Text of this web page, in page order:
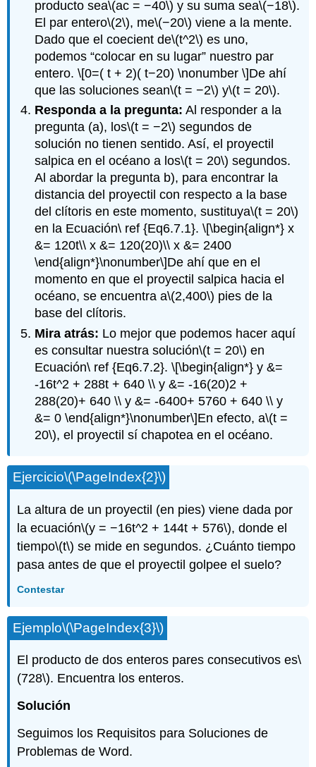
producto sea\(ac = −40\) y su suma sea\(−18\).
El par entero\(2\), me\(−20\) viene a la mente.
Dado que el coecient de\(t^2\) es uno,
podemos “colocar en su lugar” nuestro par
entero.\[0=( t + 2)( t−20) \nonumber \]De ahí
que las soluciones sean\(t = −2\) y\(t = 20\).
Responda a la pregunta: Al responder a la
pregunta (a), los\(t = −2\) segundos de
solución no tienen sentido. Así, el proyectil
salpica en el océano a los\(t = 20\) segundos.
Al abordar la pregunta b), para encontrar la
distancia del proyectil con respecto a la base
del clítoris en este momento, sustituya\(t = 20\)
en la Ecuación\ ref {Eq6.7.1}.\[\begin{align*} x
&= 120t\\ x &= 120(20)\\ x &= 2400
\end{align*}\nonumber\]De ahí que en el
momento en que el proyectil salpica hacia el
océano, se encuentra a\(2,400\) pies de la
base del clítoris.
Mira atrás: Lo mejor que podemos hacer aquí
es consultar nuestra solución\(t = 20\) en
Ecuación\ ref {Eq6.7.2}.\[\begin{align*} y &=
-16t^2 + 288t + 640 \\ y &= -16(20)2 +
288(20)+ 640 \\ y &= -6400+ 5760 + 640 \\ y
&= 0 \end{align*}\nonumber\]En efecto, a\(t =
20\), el proyectil sí chapotea en el océano.
Ejercicio\(\PageIndex{2}\)
La altura de un proyectil (en pies) viene dada por
la ecuación\(y = −16t^2 + 144t + 576\), donde el
tiempo\(t\) se mide en segundos. ¿Cuánto tiempo
pasa antes de que el proyectil golpee el suelo?
Contestar
Ejemplo\(\PageIndex{3}\)
El producto de dos enteros pares consecutivos es\
(728\). Encuentra los enteros.
Solución
Seguimos los Requisitos para Soluciones de
Problemas de Word.